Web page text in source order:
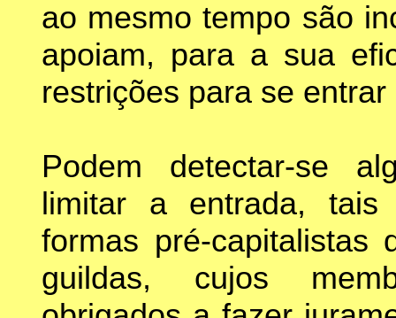
ao mesmo tempo são
apoiam, para a sua
restrições para se
Podem detectar-se
limitar a entrada, tais
formas pré-capitalistas
guildas, cujos